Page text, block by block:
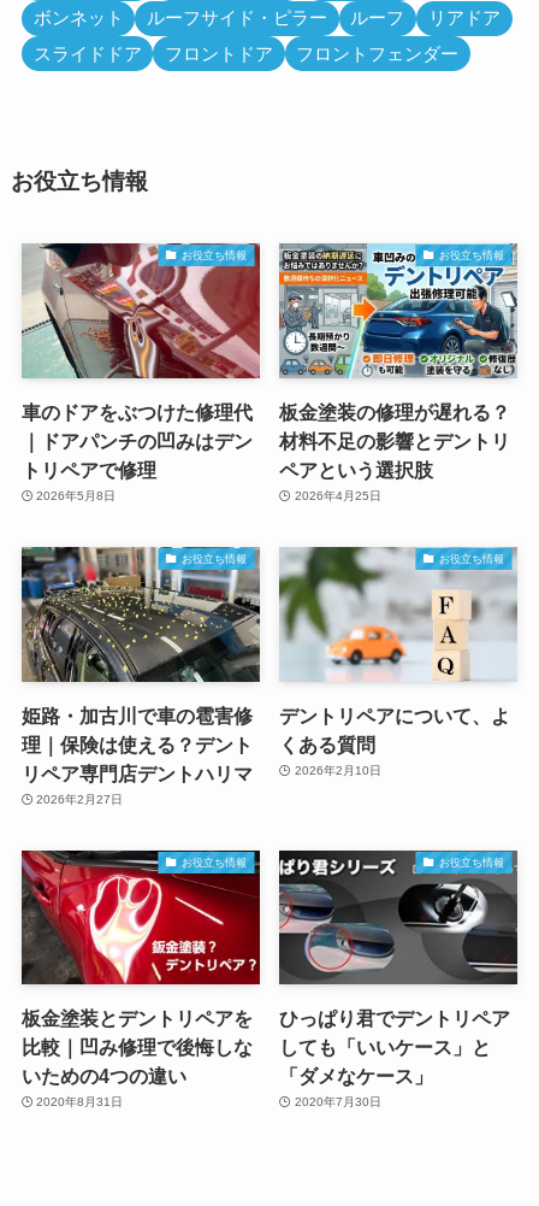
ボンネット
ルーフサイド・ピラー ルーフ
リアドア
スライドドア
フロントドア フロントフェンダー
お役立ち情報
お役立ち情報
車のドアをぶつけた修理代
｜ドアパンチの凹みはデン
トリペアで修理
2026年5月8日
お役立ち情報
板金塗装の修理が遅れる？
材料不足の影響とデントリ
ペアという選択肢
2026年4月25日
お役立ち情報
姫路・加古川で車の雹害修
理｜保険は使える？デント
リペア専門店デントハリマ
2026年2月27日
お役立ち情報
デントリペアについて、よ
くある質問
2026年2月10日
お役立ち情報
板金塗装とデントリペアを
比較｜凹み修理で後悔しな
いための4つの違い
2020年8月31日
お役立ち情報
ひっぱり君でデントリペア
しても「いいケース」と
「ダメなケース」
2020年7月30日